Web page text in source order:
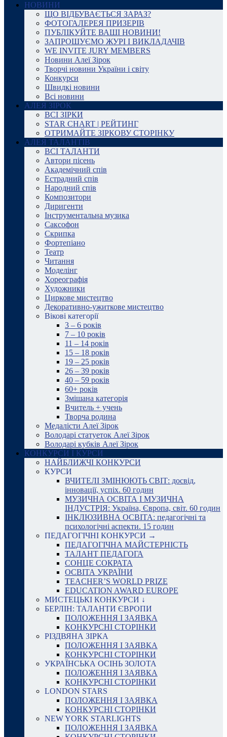
НОВИНИ
ЩО ВІДБУВАЄТЬСЯ ЗАРАЗ?
ФОТОГАЛЕРЕЯ ПРИЗЕРІВ
ПУБЛІКУЙТЕ ВАШІ НОВИНИ!
ЗАПРОШУЄМО ЖУРІ І ВИКЛАДАЧІВ
WE INVITE JURY MEMBERS
Новини Алеї Зірок
Творчі новини України і світу
Конкурси
Швидкі новини
Всі новини
АЛЕЯ ЗІРОК
ВСІ ЗІРКИ
STAR CHART | РЕЙТИНГ
ОТРИМАЙТЕ ЗІРКОВУ СТОРІНКУ
АЛЕЯ ТАЛАНТІВ
ВСІ ТАЛАНТИ
Автори пісень
Академічний спів
Естрадний спів
Народний спів
Композитори
Диригенти
Інструментальна музика
Саксофон
Скрипка
Фортепіано
Театр
Читання
Моделінг
Хореографія
Художники
Циркове мистецтво
Декоративно-ужиткове мистецтво
Вікові категорії
3 – 6 років
7 – 10 років
11 – 14 років
15 – 18 років
19 – 25 років
26 – 39 років
40 – 59 років
60+ років
Змішана категорія
Вчитель + учень
Творча родина
Медалісти Алеї Зірок
Володарі статуеток Алеї Зірок
Володарі кубків Алеї Зірок
КОНКУРСИ І КУРСИ
НАЙБЛИЖЧІ КОНКУРСИ
КУРСИ
ВЧИТЕЛІ ЗМІНЮЮТЬ СВІТ: досвід,
інновації, успіх. 60 годин
МУЗИЧНА ОСВІТА І МУЗИЧНА
ІНДУСТРІЯ: Україна, Європа, світ. 60 годин
ІНКЛЮЗИВНА ОСВІТА: педагогічні та
психологічні аспекти. 15 годин
ПЕДАГОГІЧНІ КОНКУРСИ →
ПЕДАГОГІЧНА МАЙСТЕРНІСТЬ
ТАЛАНТ ПЕДАГОГА
СОНЦЕ СОКРАТА
ОСВІТА УКРАЇНИ
TEACHER’S WORLD PRIZE
EDUCATION AWARD EUROPE
МИСТЕЦЬКІ КОНКУРСИ ↓
БЕРЛІН: ТАЛАНТИ ЄВРОПИ
ПОЛОЖЕННЯ І ЗАЯВКА
КОНКУРСНІ СТОРІНКИ
РІЗДВЯНА ЗІРКА
ПОЛОЖЕННЯ І ЗАЯВКА
КОНКУРСНІ СТОРІНКИ
УКРАЇНСЬКА ОСІНЬ ЗОЛОТА
ПОЛОЖЕННЯ І ЗАЯВКА
КОНКУРСНІ СТОРІНКИ
LONDON STARS
ПОЛОЖЕННЯ І ЗАЯВКА
КОНКУРСНІ СТОРІНКИ
NEW YORK STARLIGHTS
ПОЛОЖЕННЯ І ЗАЯВКА